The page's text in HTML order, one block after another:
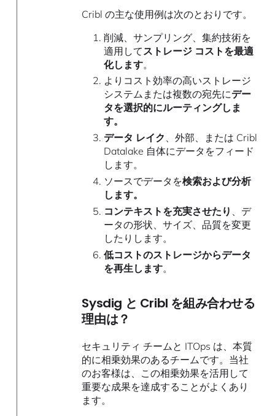
Cribl の主な使用例は次のとおりです。
削減、サンプリング、集約技術を
適用して ストレージ コストを最適
化します。
よりコスト効率の高いストレージ
システムまたは複数の宛先にデー
タを選択的にルーティングしま
す。
データ レイク 、外部、または Cribl
Datalake 自体にデータをフィード
します。
ソースでデータを検索および分析
します。
コンテキストを充実させたり
、デ
ータの形状、サイズ、品質を変更
したりします。
低コストのストレージからデータ
を再生します。
Sysdig と Cribl を組み合わせる
理由は？
セキュリティ チームと ITOps は、本質
的に相乗効果のあるチームです。当社
のお客様は、この相乗効果を活用して
重要な成果を達成することがよくあり
ます。